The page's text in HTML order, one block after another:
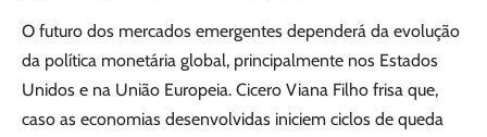
O futuro dos mercados emergentes dependerá da evolução
da política monetária global, principalmente nos Estados
Unidos e na União Europeia. Cicero Viana Filho frisa que,
caso as economias desenvolvidas iniciem ciclos de queda